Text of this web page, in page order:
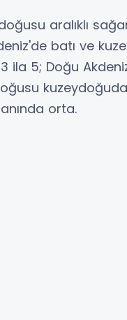
aralıklı
batı ve
ila 5; Doğu
orta.